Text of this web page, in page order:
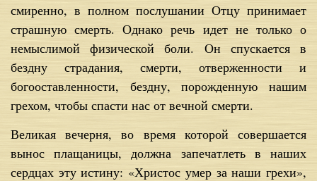
смиренно, в полном послушании Отцу принимает
страшную смерть. Однако речь идет не только о
немыслимой физической боли. Он спускается в
бездну страдания, смерти, отверженности и
богооставленности, бездну, порожденную нашим
грехом, чтобы спасти нас от вечной смерти.
Великая вечерня, во время которой совершается
вынос плащаницы, должна запечатлеть в наших
сердцах эту истину: «Христос умер за наши грехи»,